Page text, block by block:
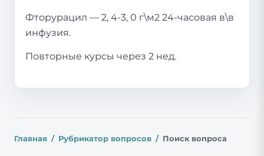
Фторурацил — 2, 4-3, 0 г\м2 24-часовая в\в
инфузия.
Повторные курсы через 2 нед.
Главная Рубрикатор вопросов Поиск вопроса